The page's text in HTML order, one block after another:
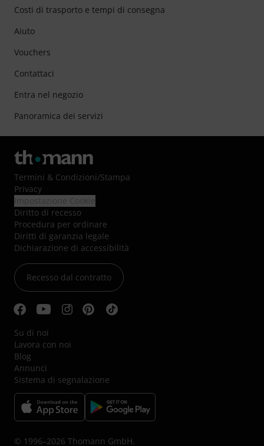
Costi di trasporto e tempi di consegna
Aiuto
Vouchers
Contattaci
Entra nel negozio
Panoramica dei servizi
Termini & Condizioni/Stampa
Privacy
Diritto di recesso
Procedura per ordinare
Diritti di garanzia legale
Dichiarazione di accessibilità
Recesso dal contratto
Su di noi
Lavora con noi
Blog
Annunci
Sistema di segnalazione
© 1996–2026 Thomann GmbH.